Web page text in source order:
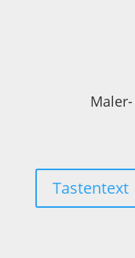
Tastentext